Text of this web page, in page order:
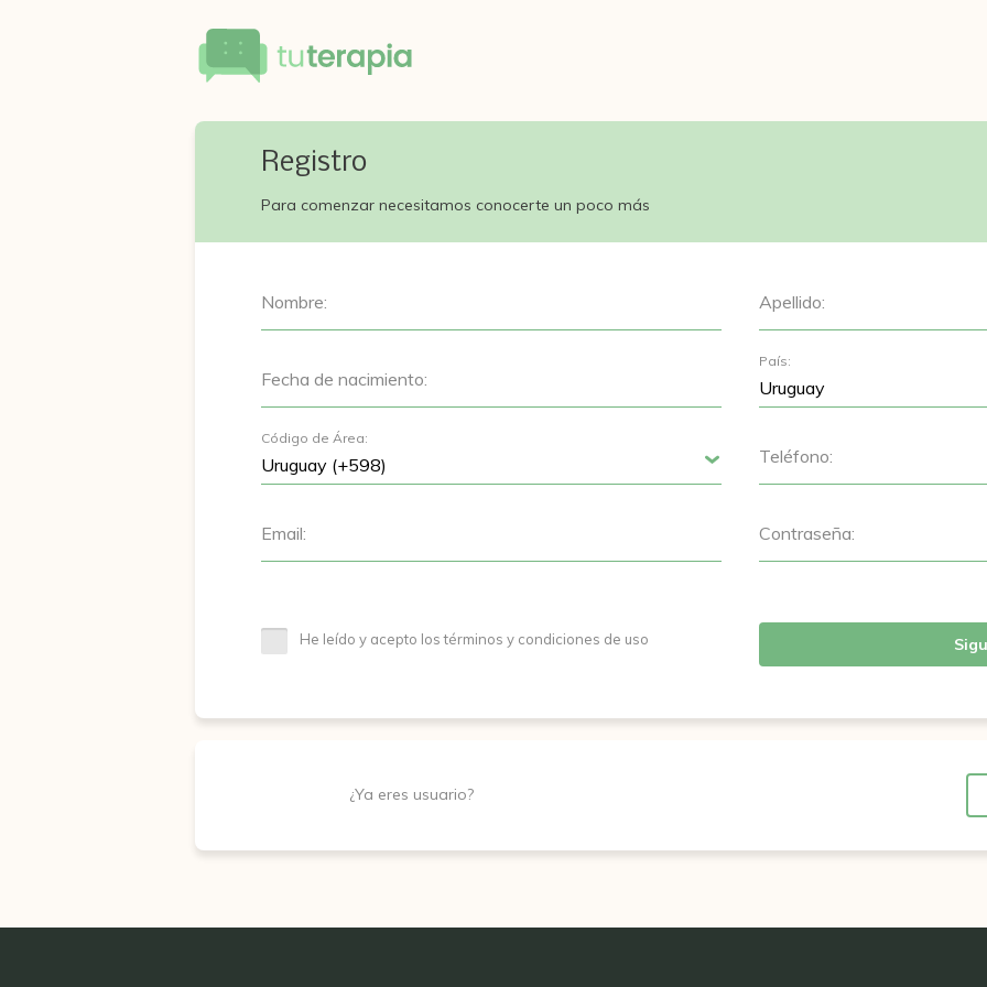
Registro
Para comenzar necesitamos conocerte un poco más
Nombre: Apellido:
Fecha de nacimiento:
País:
Código de Área:
Teléfono:
Email: Contraseña:
He leído y acepto los términos y condiciones de uso
¿Ya eres usuario?